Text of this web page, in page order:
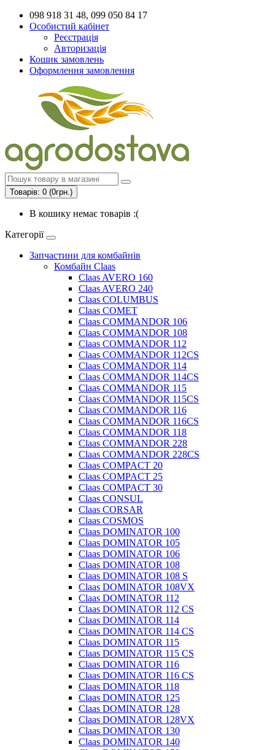
098 918 31 48, 099 050 84 17
Особистий кабінет
Реєстрація
Авторизація
Кошик замовлень
Оформлення замовлення
Товарів: 0 (0грн.)
В кошику немає товарів :(
Категорії
Запчастини для комбайнів
Комбайн Claas
Claas AVERO 160
Claas AVERO 240
Claas COLUMBUS
Claas COMET
Claas COMMANDOR 106
Claas COMMANDOR 108
Claas COMMANDOR 112
Claas COMMANDOR 112CS
Claas COMMANDOR 114
Claas COMMANDOR 114CS
Claas COMMANDOR 115
Claas COMMANDOR 115CS
Claas COMMANDOR 116
Claas COMMANDOR 116CS
Claas COMMANDOR 118
Claas COMMANDOR 228
Claas COMMANDOR 228CS
Claas COMPACT 20
Claas COMPACT 25
Claas COMPACT 30
Claas CONSUL
Claas CORSAR
Claas COSMOS
Claas DOMINATOR 100
Claas DOMINATOR 105
Claas DOMINATOR 106
Claas DOMINATOR 108
Claas DOMINATOR 108 S
Claas DOMINATOR 108VX
Claas DOMINATOR 112
Claas DOMINATOR 112 CS
Claas DOMINATOR 114
Claas DOMINATOR 114 CS
Claas DOMINATOR 115
Claas DOMINATOR 115 CS
Claas DOMINATOR 116
Claas DOMINATOR 116 CS
Claas DOMINATOR 118
Claas DOMINATOR 125
Claas DOMINATOR 128
Claas DOMINATOR 128VX
Claas DOMINATOR 130
Claas DOMINATOR 140